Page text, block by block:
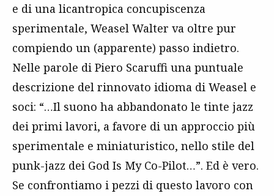
e di una licantropica concupiscenza
sperimentale, Weasel Walter va oltre pur
compiendo un (apparente) passo indietro.
Nelle parole di Piero Scaruffi una puntuale
descrizione del rinnovato idioma di Weasel e
soci: “…Il suono ha abbandonato le tinte jazz
dei primi lavori, a favore di un approccio più
sperimentale e miniaturistico, nello stile del
punk-jazz dei God Is My Co-Pilot…”. Ed è vero.
Se confrontiamo i pezzi di questo lavoro con